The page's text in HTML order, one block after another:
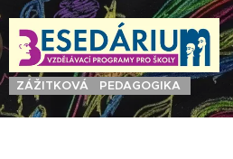
ZÁŽITKOVÁ PEDAGOGIKA